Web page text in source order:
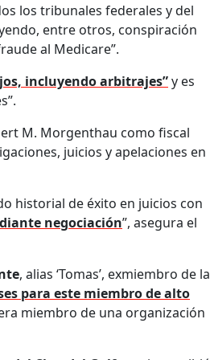
los tribunales federales y del
entre otros, conspiración
al Medicare”.
incluyendo arbitrajes”y es
M. Morgenthau como fiscal
juicios y apelaciones en
historial de éxito en juicios con
negociación”, asegura el
, alias ‘Tomas’, exmiembro de la
para este miembro de alto
miembro de una organización